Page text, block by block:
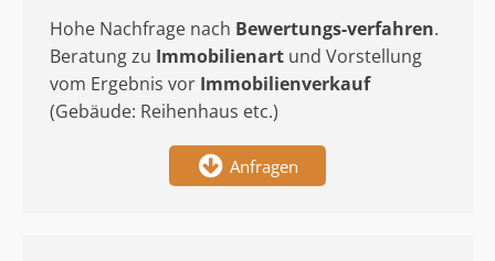
Hohe Nachfrage nach Bewertungs-verfahren.
Beratung zu Immobilienart und Vorstellung
vom Ergebnis vor Immobilienverkauf
(Gebäude: Reihenhaus etc.)
Anfragen